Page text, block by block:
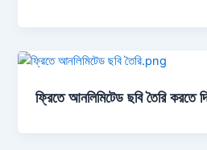
ফ্রিতে আনলিমিটেড ছবি তৈরি